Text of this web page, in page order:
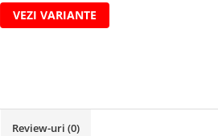
VEZI VARIANTE
Review-uri (0)